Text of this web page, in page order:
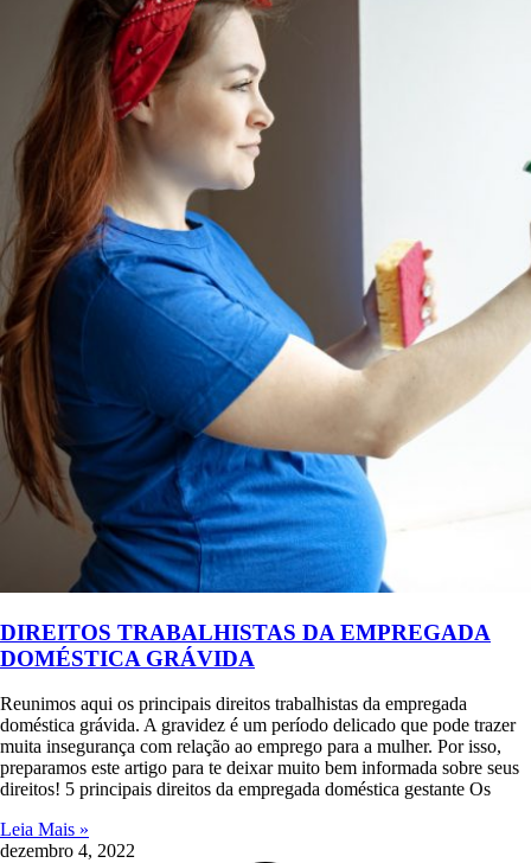
DIREITOS TRABALHISTAS DA EMPREGADA
DOMÉSTICA GRÁVIDA
Reunimos aqui os principais direitos trabalhistas da empregada
doméstica grávida. A gravidez é um período delicado que pode trazer
muita insegurança com relação ao emprego para a mulher. Por isso,
preparamos este artigo para te deixar muito bem informada sobre seus
direitos! 5 principais direitos da empregada doméstica gestante Os
Leia Mais »
dezembro 4, 2022